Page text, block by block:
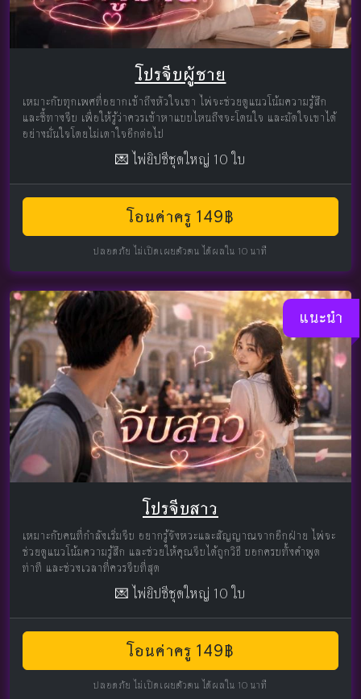
โปรจีบผู้ชาย
เหมาะกับทุกเพศที่อยากเข้าถึงหัวใจเขา ไพ่จะช่วยดูแนวโน้มความรู้สึก
และชี้ทางจีบ เพื่อให้รู้ว่าควรเข้าหาแบบไหนถึงจะโดนใจ และมัดใจเขาได้
อย่างมั่นใจโดยไม่เดาใจอีกต่อไป
💌 ไพ่ยิปซีชุดใหญ่ 10 ใบ
โอนค่าครู 149฿
ปลอดภัย ไม่เปิดเผยตัวตน ได้ผลใน 10 นาที
แนะนำ
โปรจีบสาว
เหมาะกับคนที่กำลังเริ่มจีบ อยากรู้จังหวะและสัญญาณจากอีกฝ่าย ไพ่จะ
ช่วยดูแนวโน้มความรู้สึก และช่วยให้คุณจีบได้ถูกวิธี บอกครบทั้งคำพูด
ท่าที และช่วงเวลาที่ควรจีบที่สุด
💌 ไพ่ยิปซีชุดใหญ่ 10 ใบ
โอนค่าครู 149฿
ปลอดภัย ไม่เปิดเผยตัวตน ได้ผลใน 10 นาที